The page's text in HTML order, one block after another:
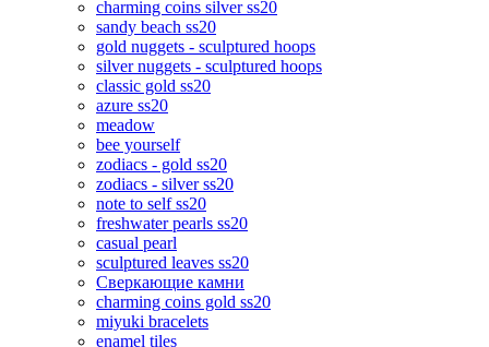
charming coins silver ss20
sandy beach ss20
gold nuggets - sculptured hoops
silver nuggets - sculptured hoops
classic gold ss20
azure ss20
meadow
bee yourself
zodiacs - gold ss20
zodiacs - silver ss20
note to self ss20
freshwater pearls ss20
casual pearl
sculptured leaves ss20
Сверкающие камни
charming coins gold ss20
miyuki bracelets
enamel tiles